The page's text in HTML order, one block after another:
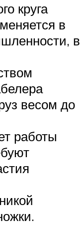
круга
в
в
весом до
работы